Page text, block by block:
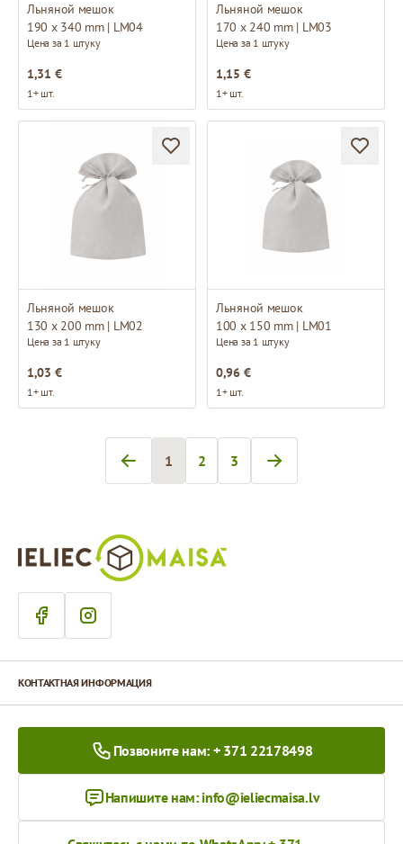
Льняной мешок
190 x 340 mm | LM04
Цена за 1 штуку
1,31 €
1+ шт.
Льняной мешок
170 x 240 mm | LM03
Цена за 1 штуку
1,15 €
1+ шт.
Льняной мешок
130 x 200 mm | LM02
Цена за 1 штуку
1,03 €
1+ шт.
Льняной мешок
100 x 150 mm | LM01
Цена за 1 штуку
0,96 €
1+ шт.
Вы сейчас читаете страницу
1
Страница
2
Страница
3
КОНТАКТНАЯ ИНФОРМАЦИЯ
Позвоните нам: + 371 22178498
Напишите нам: info@ieliecmaisa.lv